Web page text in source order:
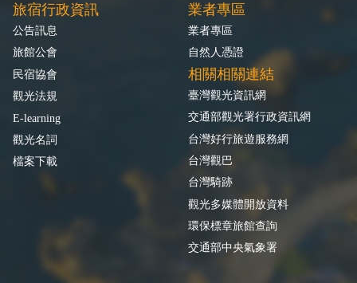
旅宿行政資訊
公告訊息
旅館公會
民宿協會
觀光法規
E-learning
觀光名詞
檔案下載
業者專區
業者專區
自然人憑證
相關相關連結
臺灣觀光資訊網
交通部觀光署行政資訊網
台灣好行旅遊服務網
台灣觀巴
台灣騎跡
觀光多媒體開放資料
環保標章旅館查詢
交通部中央氣象署